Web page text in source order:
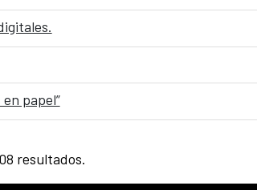
papel”
resultados.